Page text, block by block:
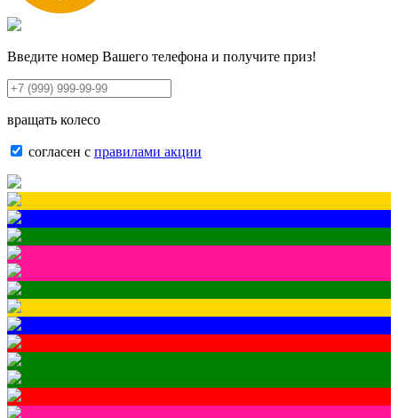
Введите номер Вашего телефона и получите приз!
вращать колесо
согласен с правилами акции